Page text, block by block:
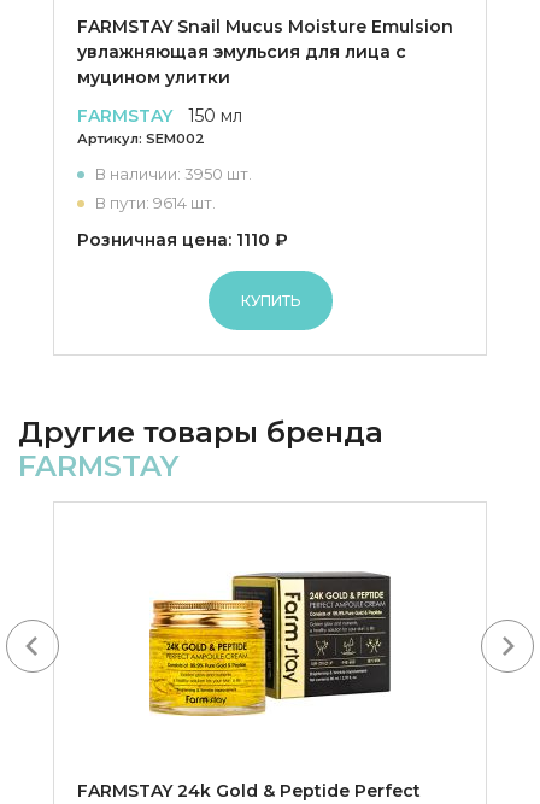
FARMSTAY Snail Mucus Moisture Emulsion
увлажняющая эмульсия для лица с
муцином улитки
FARMSTAY
150 мл
Артикул: SEM002
В наличии: 3950 шт.
В пути: 9614 шт.
Розничная цена: 1110 ₽
КУПИТЬ
Другие товары бренда
FARMSTAY
FARMSTAY 24k Gold & Peptide Perfect
Next